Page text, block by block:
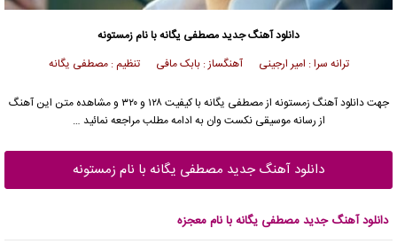
دانلود آهنگ جدیدمصطفی یگانهبا نام زمستونه
ترانه سرا : امیر ارجینی آهنگساز : بابک مافی تنظیم : مصطفی یگانه
جهت دانلود آهنگ زمستونه ازمصطفی یگانه
با کیفیت ۱۲۸ و ۳۲۰ و مشاهده متن این آهنگ
از رسانه موسیقی نکست وان به ادامه مطلب مراجعه نمائید …
دانلود آهنگ جدید مصطفی یگانه با نام زمستونه
دانلود آهنگ جدید مصطفی یگانه با نام معجزه